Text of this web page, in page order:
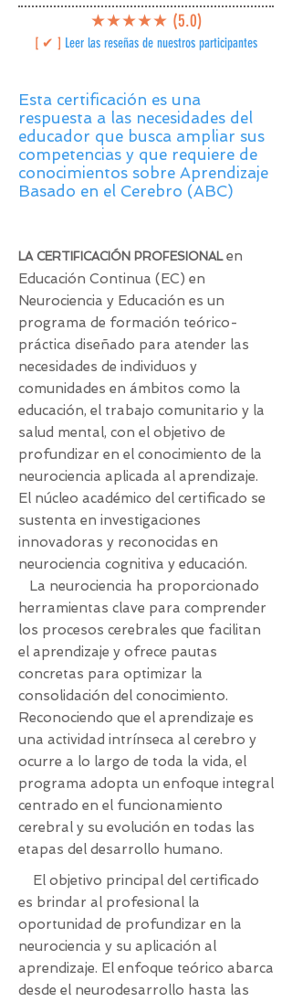
★★★★★ (5.0)
[ ✔ ] Leer las reseñas de nuestros participantes
Esta certificación es una
respuesta a las necesidades del
educador que busca ampliar sus
competencias y que requiere de
conocimientos sobre Aprendizaje
Basado en el Cerebro (ABC)
​LA CERTIFICACIÓN PROFESIONAL en
Educación Continua (EC) en
Neurociencia y Educación es un
programa de formación teórico-
práctica diseñado para atender las
necesidades de individuos y
comunidades en ámbitos como la
educación, el trabajo comunitario y la
salud mental, con el objetivo de
profundizar en el conocimiento de la
neurociencia aplicada al aprendizaje.
El núcleo académico del certificado se
sustenta en investigaciones
innovadoras y reconocidas en
neurociencia cognitiva y educación.
La neurociencia ha proporcionado
herramientas clave para comprender
los procesos cerebrales que facilitan
el aprendizaje y ofrece pautas
concretas para optimizar la
consolidación del conocimiento.
Reconociendo que el aprendizaje es
una actividad intrínseca al cerebro y
ocurre a lo largo de toda la vida, el
programa adopta un enfoque integral
centrado en el funcionamiento
cerebral y su evolución en todas las
etapas del desarrollo humano.
El objetivo principal del certificado
es brindar al profesional la
oportunidad de profundizar en la
neurociencia y su aplicación al
aprendizaje. El enfoque teórico abarca
desde el neurodesarrollo hasta las